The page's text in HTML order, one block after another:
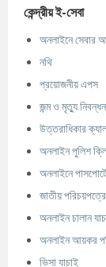
কেন্দ্রীয় ই-সেবা
অনলাইনে সেবার
নথি
প্রয়োজনীয় এপস
জন্ম ও মৃত্যু নিবন্ধন
উত্তরাধিকার
অনলাইন পুলিশ
অনলাইনে
জাতীয়
অনলাইন চালান
অনলাইন আয়কর
ভিসা যাচাই